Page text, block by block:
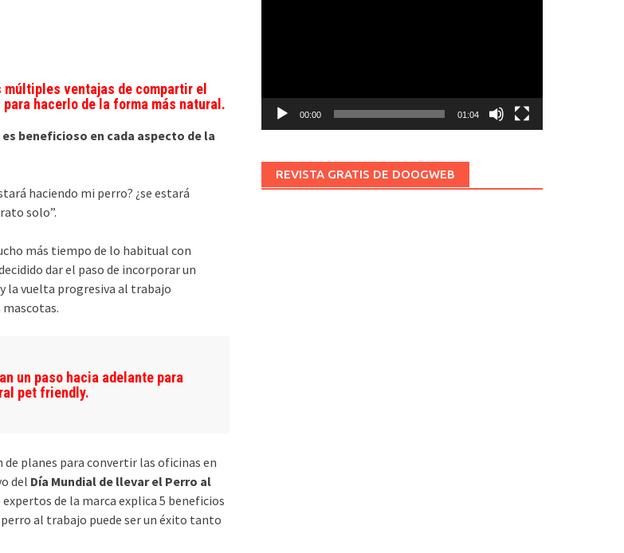
múltiples ventajas de compartir el
hacerlo de la forma más natural.
beneficioso en cada aspecto de la
haciendo mi perro? ¿se estará
solo”.
más tiempo de lo habitual con
dar el paso de incorporar un
la vuelta progresiva al trabajo
un paso hacia adelante para
pet friendly.
planes para convertir las oficinas en
del Día Mundial de llevar el Perro al
expertos de la marca explica 5 beneficios
al trabajo puede ser un éxito tanto
00:00 01:04
REVISTA GRATIS DE DOOGWEB